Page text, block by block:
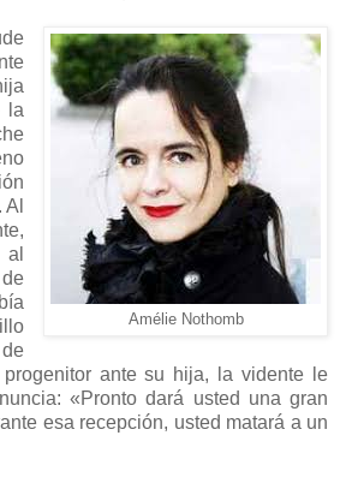
Amélie Nothomb
la
progenitor ante su hija, la vidente le
«Pronto dará usted una gran
esa recepción, usted matará a un